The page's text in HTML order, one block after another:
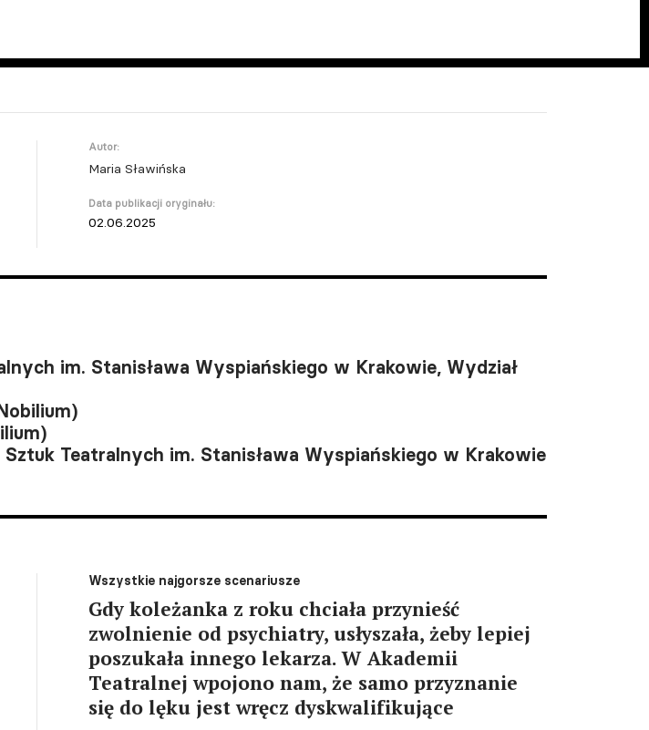
Autor:
Maria Sławińska
Data publikacji oryginału:
02.06.2025
im. Stanisława Wyspiańskiego w Krakowie, Wydział
Teatralnych im. Stanisława Wyspiańskiego w Krakowie
Wszystkie najgorsze scenariusze
Gdy koleżanka z roku chciała przynieść
zwolnienie od psychiatry, usłyszała, żeby lepiej
poszukała innego lekarza. W Akademii
Teatralnej wpojono nam, że samo przyznanie
się do lęku jest wręcz dyskwalifikujące